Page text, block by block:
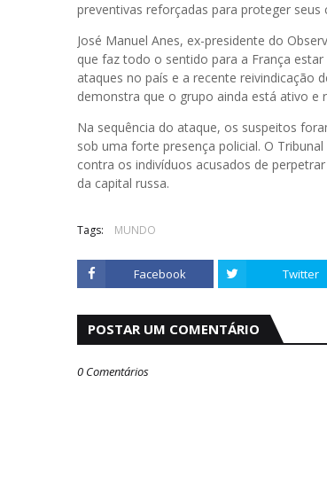
preventivas reforçadas para proteger
José Manuel Anes, ex-presidente do
que faz todo o sentido para a França
ataques no país e a recente reivindicação
demonstra que o grupo ainda está ativo e
Na sequência do ataque, os suspeitos
sob uma forte presença policial. O
contra os indivíduos acusados ​​de
da capital russa.
Tags: MUNDO
Facebook Twitter
POSTAR UM COMENTÁRIO
0 Comentários